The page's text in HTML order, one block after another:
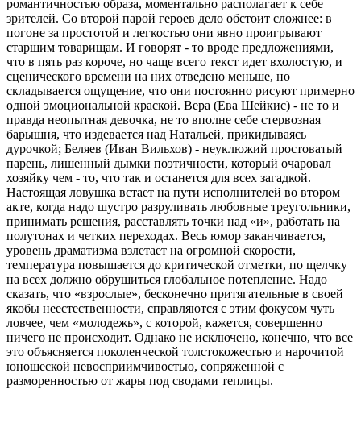
романтичностью образа, моментально располагает к себе
зрителей. Со второй парой героев дело обстоит сложнее: в
погоне за простотой и легкостью они явно проигрывают
старшим товарищам. И говорят - то вроде предложениями,
что в пять раз короче, но чаще всего текст идет вхолостую, и
сценического времени на них отведено меньше, но
складывается ощущение, что они постоянно рисуют примерно
одной эмоциональной краской. Вера (Ева Шейкис) - не то и
правда неопытная девочка, не то вполне себе стервозная
барышня, что издевается над Натальей, прикидываясь
дурочкой; Беляев (Иван Вильхов) - неуклюжий простоватый
парень, лишенный дымки поэтичности, который очаровал
хозяйку чем - то, что так и останется для всех загадкой.
Настоящая ловушка встает на пути исполнителей во втором
акте, когда надо шустро разруливать любовные треугольники,
принимать решения, расставлять точки над «и», работать на
полутонах и четких переходах. Весь юмор заканчивается,
уровень драматизма взлетает на огромной скорости,
температура повышается до критической отметки, по щелчку
на всех должно обрушиться глобальное потепление. Надо
сказать, что «взрослые», бесконечно притягательные в своей
якобы неестественности, справляются с этим фокусом чуть
ловчее, чем «молодежь», с которой, кажется, совершенно
ничего не происходит. Однако не исключено, конечно, что все
это объясняется поколенческой толстокожестью и нарочитой
юношеской невосприимчивостью, сопряженной с
разморенностью от жары под сводами теплицы.